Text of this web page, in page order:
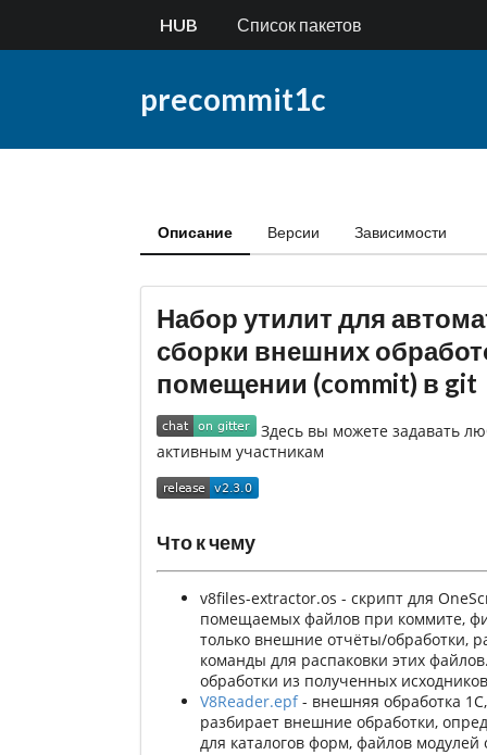
HUB Список пакетов
precommit1c
Описание Версии Зависимости
Набор утилит для
сборки внешних
помещении (commit) в git
Здесь вы можете задавать
активным участникам
Что к чему
v8files-extractor.os - скрипт для
помещаемых файлов при коммите,
только внешние отчёты/обработки,
команды для распаковки этих
обработки из полученных
V8Reader.epf- внешняя обработка
разбирает внешние обработки,
для каталогов форм, файлов